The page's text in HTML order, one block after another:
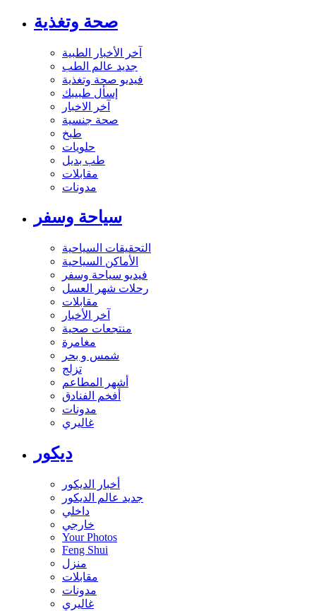
صحة وتغذية
آخر الأخبار الطبية
جديد عالم الطب
فيديو صحة وتغذية
إسأل طبيبك
آخر الاخبار
صحة جنسية
طبخ
حلويات
طب بديل
مقابلات
مدونات
سياحة وسفر
التحقيقات السياحية
الأماكن السياحية
فيديو سياحة وسفر
رحلات شهر العسل
مقابلات
آخر الأخبار
منتجعات صحية
مغامرة
شمس و بحر
تزلج
أشهر المطاعم
أفخم الفنادق
مدونات
غاليري
ديكور
أخبار الديكور
جديد عالم الديكور
داخلي
خارجي
Your Photos
Feng Shui
منزل
مقابلات
مدونات
غاليري